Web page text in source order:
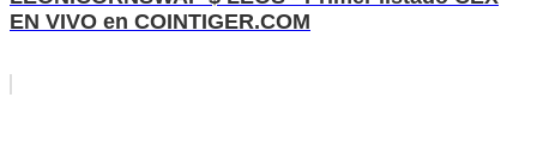
EN VIVO en COINTIGER.COM